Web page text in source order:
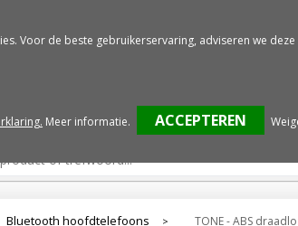
Bluetooth hoofdtelefoons > TONE - ABS
Voor de beste gebruikerservaring, adviseren we
Meer informatie.